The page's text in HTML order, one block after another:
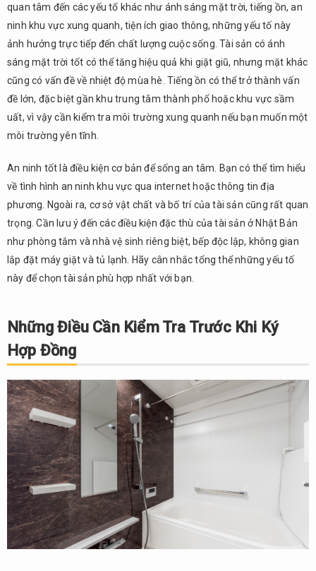
quan tâm đến các yếu tố khác như ánh sáng mặt trời, tiếng ồn, an
ninh khu vực xung quanh, tiện ích giao thông, những yếu tố này
ảnh hưởng trực tiếp đến chất lượng cuộc sống. Tài sản có ánh
sáng mặt trời tốt có thể tăng hiệu quả khi giặt giũ, nhưng mặt khác
cũng có vấn đề về nhiệt độ mùa hè. Tiếng ồn có thể trở thành vấn
đề lớn, đặc biệt gần khu trung tâm thành phố hoặc khu vực sầm
uất, vì vậy cần kiểm tra môi trường xung quanh nếu bạn muốn một
môi trường yên tĩnh.
An ninh tốt là điều kiện cơ bản để sống an tâm. Bạn có thể tìm hiểu
về tình hình an ninh khu vực qua internet hoặc thông tin địa
phương. Ngoài ra, cơ sở vật chất và bố trí của tài sản cũng rất quan
trọng. Cần lưu ý đến các điều kiện đặc thù của tài sản ở Nhật Bản
như phòng tắm và nhà vệ sinh riêng biệt, bếp độc lập, không gian
lắp đặt máy giặt và tủ lạnh. Hãy cân nhắc tổng thể những yếu tố
này để chọn tài sản phù hợp nhất với bạn.
Những Điều Cần Kiểm Tra Trước Khi Ký
Hợp Đồng